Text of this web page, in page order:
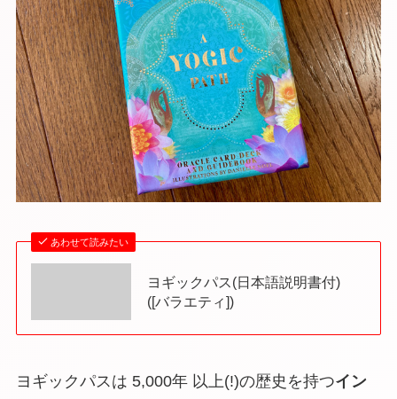
あわせて読みたい
ヨギックパス(日本語説明書付)
([バラエティ])
ヨギックパスは 5,000年 以上(!)の歴史を持つイン